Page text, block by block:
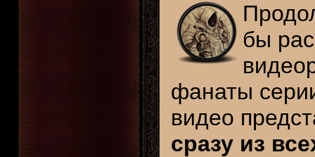
бы
фанаты
видео
сразу из